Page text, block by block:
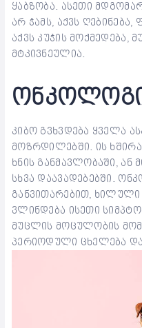
ყაბზობა. ასეთი
არ ჭამს, აქვს
აქვს კუჭის მოქმედება,
მტკივნეულია.
კიბო გვხვდება ყველა
მოზრდილებში. ის
ხნის განმავლობაში, ან
სხვა დაავადებებში.
განვითარებით, ხილული
ვლინდება ისეთი
მუცლის მოცულობის
პერიოდული ცხელება